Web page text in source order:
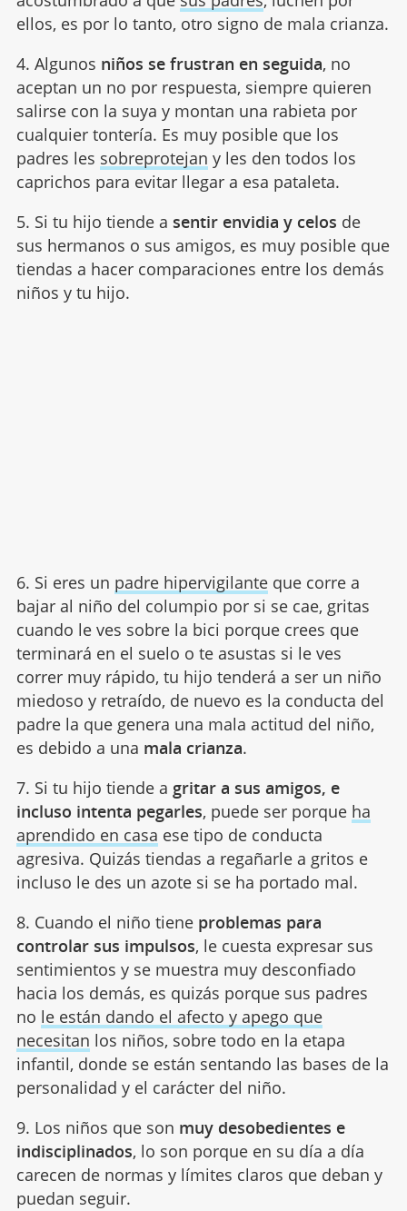
ellos, es por lo tanto, otro signo de mala crianza.
4. Algunos niños se frustran en seguida, no
aceptan un no por respuesta, siempre quieren
salirse con la suya y montan una rabieta por
cualquier tontería. Es muy posible que los
padres les sobreprotejan y les den todos los
caprichos para evitar llegar a esa pataleta.
5. Si tu hijo tiende a sentir envidia y celos de
sus hermanos o sus amigos, es muy posible que
tiendas a hacer comparaciones entre los demás
niños y tu hijo.
6. Si eres un padre hipervigilanteque corre a
bajar al niño del columpio por si se cae, gritas
cuando le ves sobre la bici porque crees que
terminará en el suelo o te asustas si le ves
correr muy rápido, tu hijo tenderá a ser un niño
miedoso y retraído, de nuevo es la conducta del
padre la que genera una mala actitud del niño,
es debido a una mala crianza.
7. Si tu hijo tiende a gritar a sus amigos, e
incluso intenta pegarles, puede ser porque ha
aprendido en casa ese tipo de conducta
agresiva. Quizás tiendas a regañarle a gritos e
incluso le des un azote si se ha portado mal.
8. Cuando el niño tieneproblemas para
controlar sus impulsos, le cuesta expresar sus
sentimientos y se muestra muy desconfiado
hacia los demás, es quizás porque sus padres
no le están dando el afecto y apego que
necesitan los niños, sobre todo en la etapa
infantil, donde se están sentando las bases de la
personalidad y el carácter del niño.
9. Los niños que son muy desobedientes e
indisciplinados, lo son porque en su día a día
carecen de normas y límites claros que deban y
puedan seguir.